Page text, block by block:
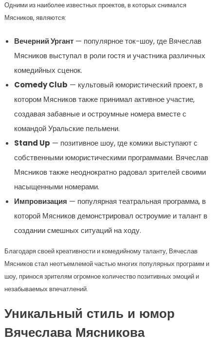
Одними из наиболее известных проектов, в которых снимался
Мясников, являются:
Вечерний Ургант— популярное ток-шоу, где Вячеслав
Мясников выступал в роли гостя и участника различных
комедийных сценок.
Comedy Club — культовый юмористический проект, в
котором Мясников также принимал активное участие,
создавая забавные и остроумные номера вместе с
командой Уральские пельмени.
Stand Up — позитивное шоу, где комики выступают с
собственными юмористическими программами. Вячеслав
Мясников также неоднократно радовал зрителей своими
насыщенными номерами.
Импровизация — популярная театральная программа, в
которой Мясников демонстрировал остроумие и талант в
создании смешных ситуаций на ходу.
Благодаря своей креативности и комедийному таланту, Вячеслав
Мясников стал неотъемлемой частью многих популярных программ и
шоу, принося зрителям огромное количество позитивных эмоций и
незабываемых впечатлений.
Уникальный стиль и юмор
Вячеслава Мясникова